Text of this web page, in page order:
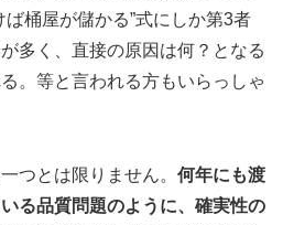
ば桶屋が儲かる”式にしか第3者
多く、直接の原因は何？となる
。等と言われる方もいらっしゃ
つとは限りません。 何年にも渡
る品質問題のように、確実性の